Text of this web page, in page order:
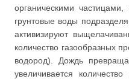
органическими
грунтовые воды
активизируют
количество газообразных
водород). Дождь
увеличивается